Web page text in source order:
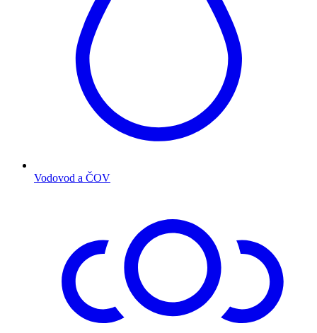
Vodovod a ČOV